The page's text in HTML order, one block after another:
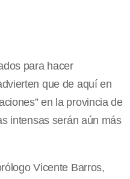
para hacer
que de aquí en
en la provincia de
intensas serán aún más
Vicente Barros,